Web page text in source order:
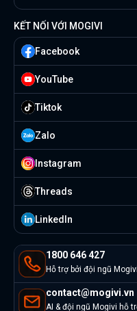
1800 646 427
Hỗ trợ bởi đội ngũ Mogivi
contact@mogivi.vn
AI & đội ngũ Mogivi hỗ
KẾT NỐI VỚI MOGIVI
Facebook
YouTube
Tiktok
Zalo
Instagram
Threads
Linkedln